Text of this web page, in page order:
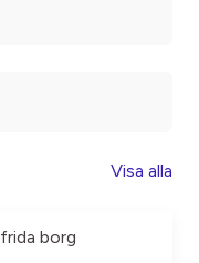
Visa alla
frida borg